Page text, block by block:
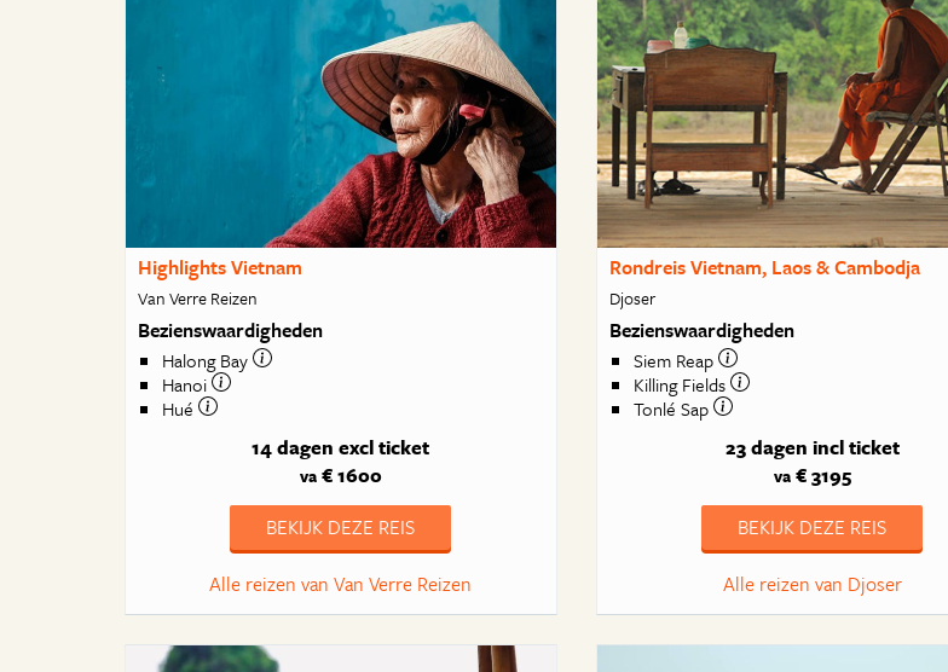
Highlights Vietnam
Van Verre Reizen
Bezienswaardigheden
Halong Bay
Hanoi
Hué
14 dagen excl ticket
va€ 1600
BEKIJK DEZE REIS
Alle reizen van Van Verre Reizen
Rondreis Vietnam, Laos & Cambodja
Djoser
Bezienswaardigheden
Siem Reap
Killing Fields
Tonlé Sap
23 dagen incl ticket
va€ 3195
BEKIJK DEZE REIS
Alle reizen van Djoser